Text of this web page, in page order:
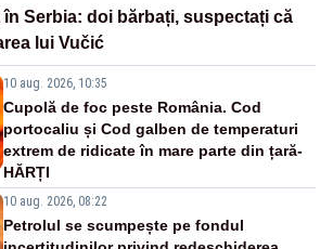
Serbia: doi bărbați, suspectați că
lui Vučić
10 aug. 2026, 10:35
Cupolă de foc peste România. Cod
portocaliu și Cod galben de temperaturi
extrem de ridicate în mare parte din țară-
HĂRȚI
10 aug. 2026, 08:22
Petrolul se scumpește pe fondul